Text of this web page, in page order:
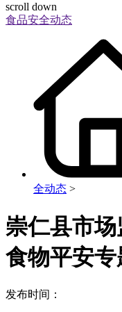
scroll down
食品安全动态
全动态 >
崇仁县市
食物平安专
发布时间：